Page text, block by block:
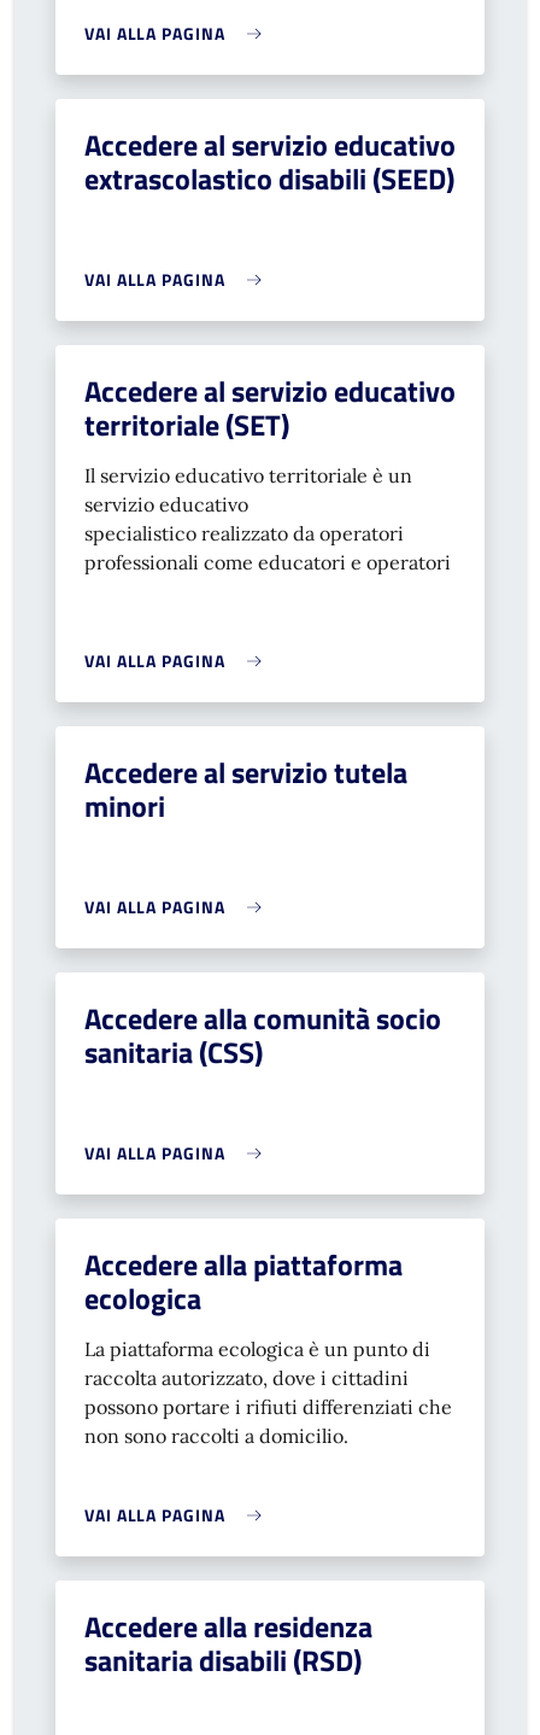
VAI ALLA PAGINA
Accedere al servizio educativo
extrascolastico disabili (SEED)
VAI ALLA PAGINA
Accedere al servizio educativo
territoriale (SET)
Il servizio educativo territoriale è un
servizio educativo
specialistico realizzato da operatori
professionali come educatori e operatori
VAI ALLA PAGINA
Accedere al servizio tutela
minori
VAI ALLA PAGINA
Accedere alla comunità socio
sanitaria (CSS)
VAI ALLA PAGINA
Accedere alla piattaforma
ecologica
La piattaforma ecologica è un punto di
raccolta autorizzato, dove i cittadini
possono portare i rifiuti differenziati che
non sono raccolti a domicilio.
VAI ALLA PAGINA
Accedere alla residenza
sanitaria disabili (RSD)